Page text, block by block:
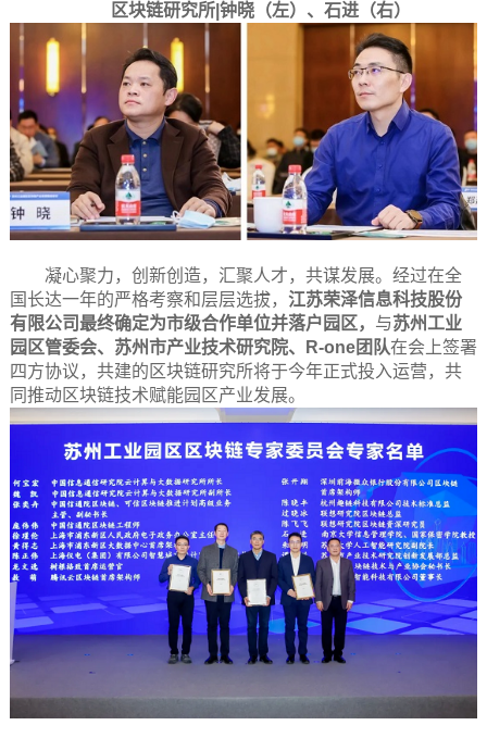
区块链研究所|钟晓（左）、石进（右）
凝心聚力，创新创造，汇聚人才，共谋发展。经过在全
国长达一年的严格考察和层层选拔， 江苏荣泽信息科技股份
有限公司最终确定为市级合作单位并落户园区， 与苏州工业
园区管委会、苏州市产业技术研究院、R-one团队在会上签署
四方协议，共建的区块链研究所将于今年正式投入运营，共
同推动区块链技术赋能园区产业发展。